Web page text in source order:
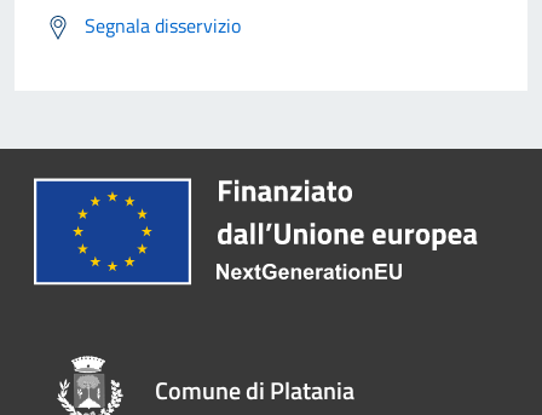
Segnala disservizio
Comune di Platania